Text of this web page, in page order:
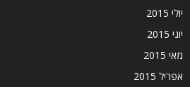
יולי 2015
יוני 2015
מאי 2015
אפריל 2015